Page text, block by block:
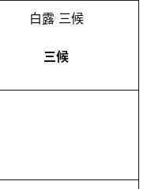
白露 三候
三候